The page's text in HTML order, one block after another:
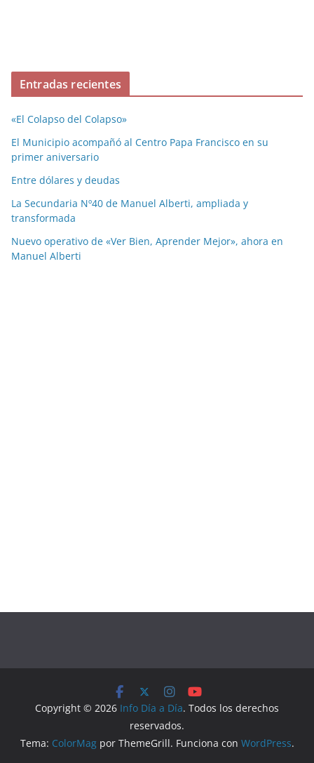
Entradas recientes
«El Colapso del Colapso»
El Municipio acompañó al Centro Papa Francisco en su
primer aniversario
Entre dólares y deudas
La Secundaria Nº40 de Manuel Alberti, ampliada y
transformada
Nuevo operativo de «Ver Bien, Aprender Mejor», ahora en
Manuel Alberti
Copyright © 2026 Info Día a Día. Todos los derechos
reservados.
Tema: ColorMagpor ThemeGrill. Funciona con WordPress.